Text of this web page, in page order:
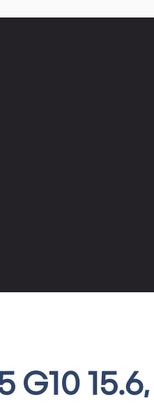
G10 15.6,